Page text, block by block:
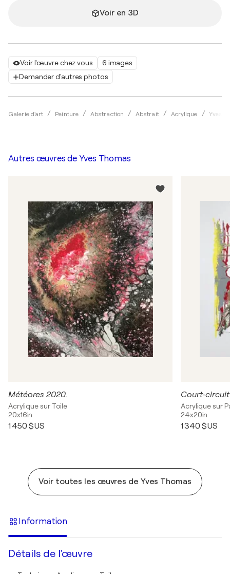
Voir l'œuvre chez vous
6 images
Demander d'autres photos
Galerie d'art Peinture Abstraction Abstrait Acrylique Yves
Voir en 3D
Autres œuvres de Yves Thomas
Météores 2020.
Acrylique sur Toile
20x16in
1 450 $US
Court-circuit
Acrylique sur
24x20in
1 340 $US
Voir toutes les œuvres de Yves Thomas
Information
Détails de l'œuvre